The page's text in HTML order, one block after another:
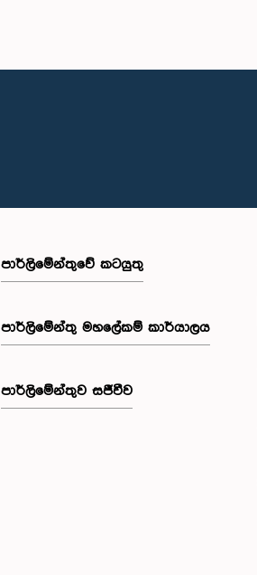
පාර්ලිමේන්තුවේ කටයුතු
පාර්ලිමේන්තු මහලේකම් කාර්යාලය
පාර්ලිමේන්තුව සජීවීව